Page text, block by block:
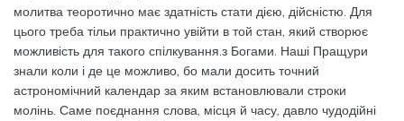
молитва теоротично має здатність стати дією, дійсністю. Для
цього треба тільи практично увійти в той стан, який створює
можливість для такого спілкування.з Богами. Наші Пращури
знали коли і де це можливо, бо мали досить точний
астрономічний календар за яким встановлювали строки
молінь. Саме поєднання слова, місця й часу, давло чудодійні